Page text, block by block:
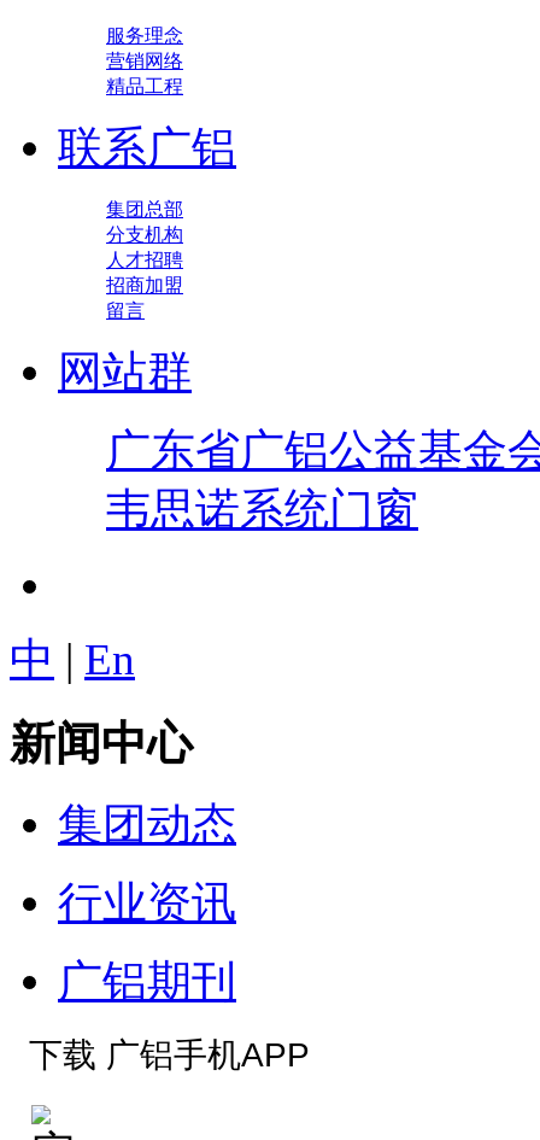
服务理念
营销网络
精品工程
联系广铝
集团总部
分支机构
人才招聘
招商加盟
留言
网站群
广东省广铝公益基金
韦思诺系统门窗
中 | En
新闻中心
集团动态
行业资讯
广铝期刊
下载 广铝手机APP